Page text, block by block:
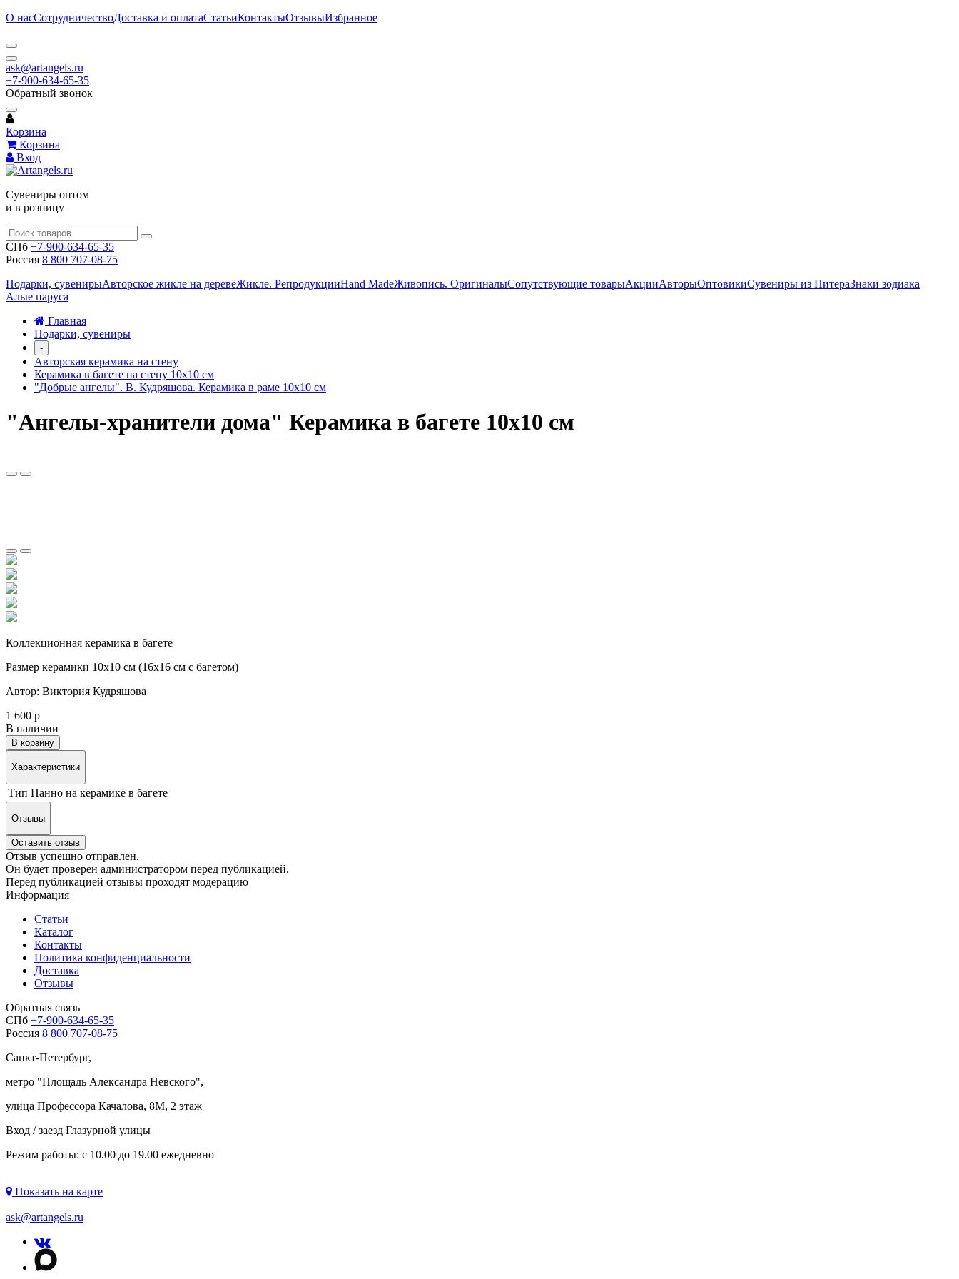
О насСотрудничествоДоставка и оплатаСтатьиКонтактыОтзывыИзбранное
ask@artangels.ru
+7-900-634-65-35
Обратный звонок
Корзина
Корзина
Вход
Сувениры оптом
и в розницу
СПб +7-900-634-65-35
Россия 8 800 707-08-75
Подарки, сувенирыАвторское жикле на деревеЖикле. РепродукцииHand MadeЖивопись. ОригиналыСопутствующие товарыАкцииАвторыОптовикиСувениры из ПитераЗнаки зодиака
Алые паруса
Главная
Подарки, сувениры
-
Авторская керамика на стену
Керамика в багете на стену 10х10 см
"Добрые ангелы". В. Кудряшова. Керамика в раме 10х10 см
"Ангелы-хранители дома" Керамика в багете 10х10 см
Коллекционная керамика в багете
Размер керамики 10х10 см (16х16 см с багетом)
Автор: Виктория Кудряшова
1 600 р
В наличии
В корзину
Характеристики
Тип Панно на керамике в багете
Отзывы
Оставить отзыв
Отзыв успешно отправлен.
Он будет проверен администратором перед публикацией.
Перед публикацией отзывы проходят модерацию
Информация
Статьи
Каталог
Контакты
Политика конфиденциальности
Доставка
Отзывы
Обратная связь
СПб +7-900-634-65-35
Россия 8 800 707-08-75
Санкт-Петербург,
метро "Площадь Александра Невского",
улица Профессора Качалова, 8М, 2 этаж
Вход / заезд Глазурной улицы
Режим работы: с 10.00 до 19.00 ежедневно
Показать на карте
ask@artangels.ru